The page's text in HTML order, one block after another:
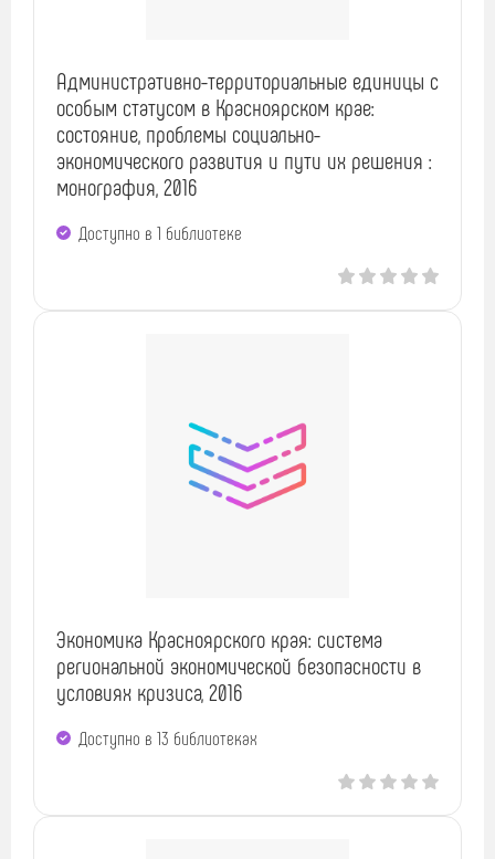
Административно-территориальные единицы с
особым статусом в Красноярском крае:
состояние, проблемы социально-
экономического развития и пути их решения :
монография, 2016
Доступно в 1 библиотекe
Экономика Красноярского края: система
региональной экономической безопасности в
условиях кризиса, 2016
Доступно в 13 библиотеках